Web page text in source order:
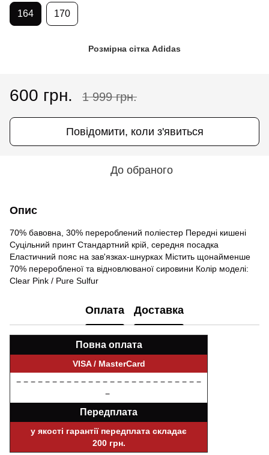
164 170
Розмірна сітка Adidas
600 грн. 1 999 грн.
Повідомити, коли з'явиться
До обраного
Опис
70% бавовна, 30% перероблений поліестер Передні кишені
Суцільний принт Стандартний крій, середня посадка
Еластичний пояс на зав'язках-шнурках Містить щонайменше
70% переробленої та відновлюваної сировини Колір моделі:
Clear Pink / Pure Sulfur
Оплата Доставка
Повна оплата
VISA / MasterCard
− − − − − − − − − − − − − − − − − − − − − − − − − −
−
Передплата
у якості гарантії передплата складає
200 грн.